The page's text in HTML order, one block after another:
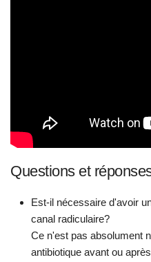
Questions et
Est-il nécessaire d'avoir
canal radiculaire?
Ce n'est pas absolument
antibiotique avant ou